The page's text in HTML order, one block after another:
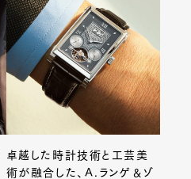
卓越した時計技術と工芸美
術が融合した、Ａ.ランゲ＆ゾ